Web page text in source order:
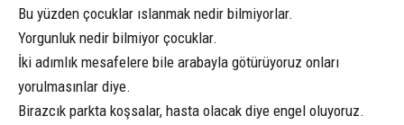
Bu yüzden çocuklar ıslanmak nedir bilmiyorlar.
Yorgunluk nedir bilmiyor çocuklar.
İki adımlık mesafelere bile arabayla götürüyoruz onları
yorulmasınlar diye.
Birazcık parkta koşsalar, hasta olacak diye engel oluyoruz.